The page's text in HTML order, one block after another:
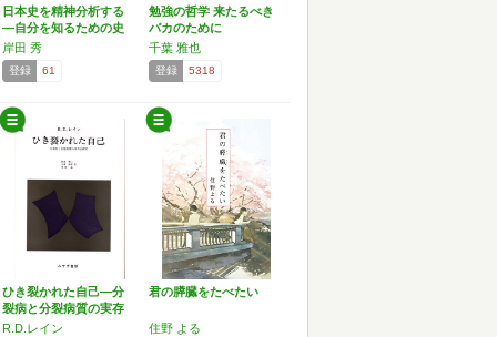
日本史を精神分析する
―自分を知るための史
的唯…
岸田 秀
登録 61
勉強の哲学 来たるべき
バカのために
千葉 雅也
登録 5318
ひき裂かれた自己―分
裂病と分裂病質の実存
的研究
R.D.レイン
君の膵臓をたべたい
住野 よる